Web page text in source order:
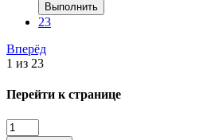
Выполнить
23
Вперёд
1 из 23
Перейти к странице